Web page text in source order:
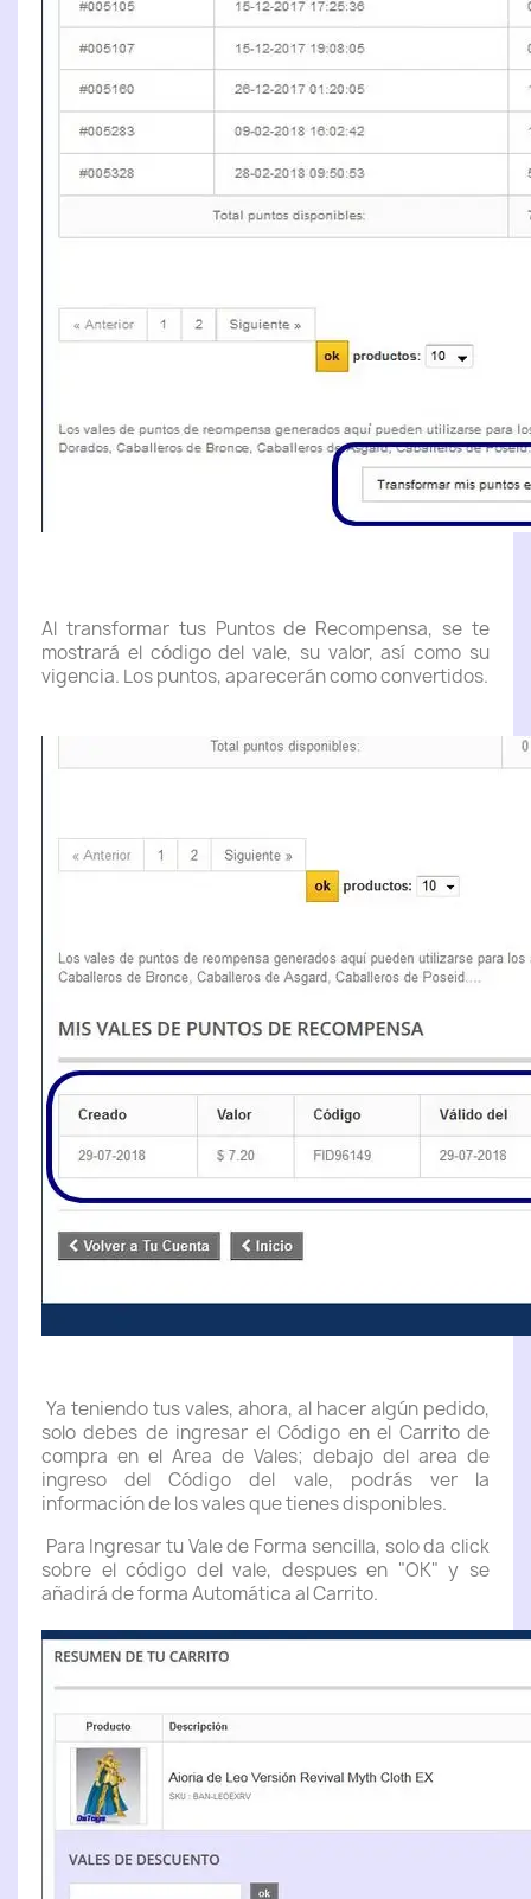
Al transformar tus Puntos de Recompensa, se te
mostrará el código del vale, su valor, así como su
vigencia. Los puntos, aparecerán como convertidos.
Ya teniendo tus vales, ahora, al hacer algún pedido,
solo debes de ingresar el Código en el Carrito de
compra en el Area de Vales; debajo del area de
ingreso del Código del vale, podrás ver la
información de los vales que tienes disponibles.
Para Ingresar tu Vale de Forma sencilla, solo da click
sobre el código del vale, despues en "OK" y se
añadirá de forma Automática al Carrito.